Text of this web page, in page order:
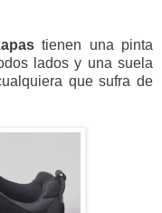
tienen una pinta
lados y una suela
que sufra de